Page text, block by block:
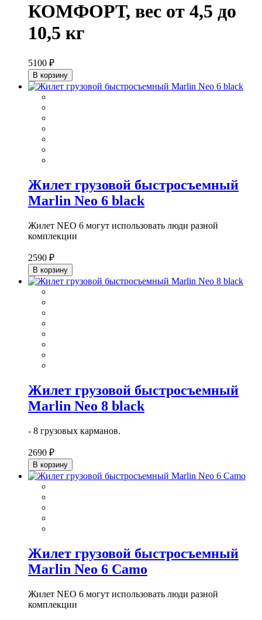
КОМФОРТ, вес от 4,5 до
10,5 кг
5100 ₽
В корзину
Жилет грузовой быстросъемный
Marlin Neo 6 black
Жилет NEO 6 могут использовать люди разной
комплекции
2590 ₽
В корзину
Жилет грузовой быстросъемный
Marlin Neo 8 black
- 8 грузовых карманов.
2690 ₽
В корзину
Жилет грузовой быстросъемный
Marlin Neo 6 Camo
Жилет NEO 6 могут использовать люди разной
комплекции